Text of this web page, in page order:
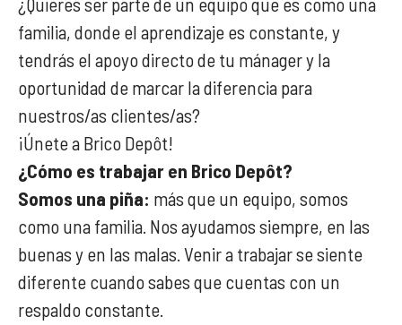
familia, donde el aprendizaje es constante, y
tendrás el apoyo directo de tu mánager y la
oportunidad de marcar la diferencia para
nuestros/as clientes/as?
¡Únete a Brico Depôt!
¿Cómo es trabajar en Brico Depôt?
Somos una piña: más que un equipo, somos
como una familia. Nos ayudamos siempre, en las
buenas y en las malas. Venir a trabajar se siente
diferente cuando sabes que cuentas con un
respaldo constante.